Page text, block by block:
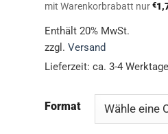
mit Warenkorbrabatt nur€
Enthält 20% MwSt.
zzgl.Versand
Lieferzeit: ca. 3-4 Werktage
Format